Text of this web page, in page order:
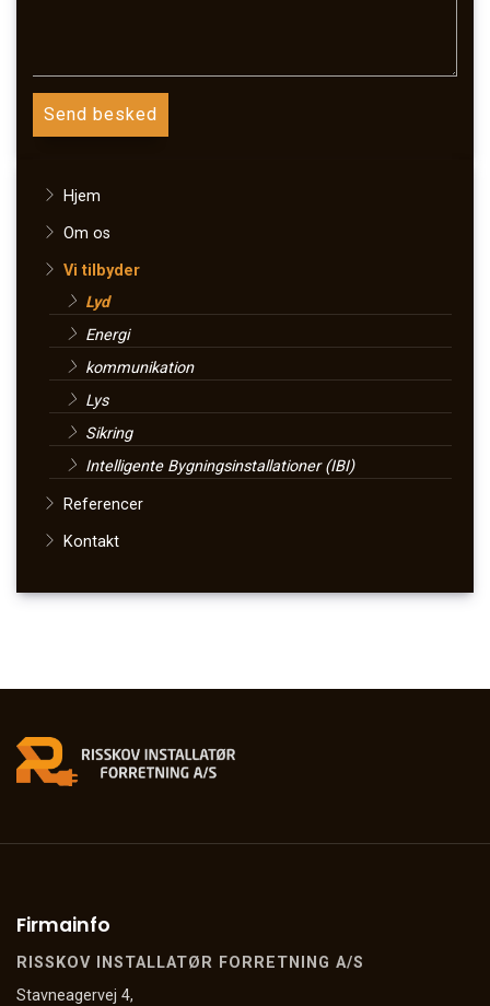
Primær
navigation
Hjem
Om os
Vi tilbyder
Lyd
Energi
kommunikation
Lys
Sikring
Intelligente Bygningsinstallationer (IBI)
Referencer
Kontakt
Firmainfo
RISSKOV INSTALLATØR FORRETNING A/S
Stavneagervej 4,